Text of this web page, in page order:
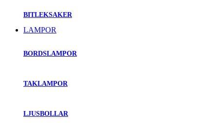
BITLEKSAKER
LAMPOR
BORDSLAMPOR
TAKLAMPOR
LJUSBOLLAR